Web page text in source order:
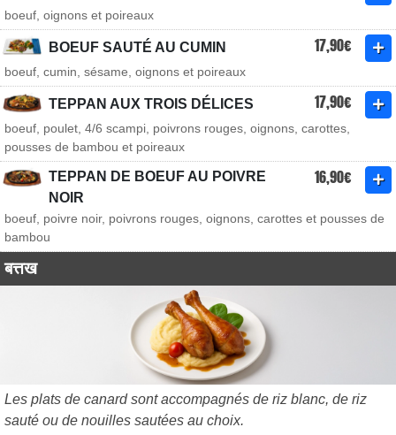
boeuf, oignons et poireaux
BOEUF SAUTÉ AU CUMIN 17,90€
boeuf, cumin, sésame, oignons et poireaux
TEPPAN AUX TROIS DÉLICES 17,90€
boeuf, poulet, 4/6 scampi, poivrons rouges, oignons, carottes,
pousses de bambou et poireaux
TEPPAN DE BOEUF AU POIVRE
NOIR
16,90€
boeuf, poivre noir, poivrons rouges, oignons, carottes et pousses de
bambou
बत्तख
Les plats de canard sont accompagnés de riz blanc, de riz
sauté ou de nouilles sautées au choix.